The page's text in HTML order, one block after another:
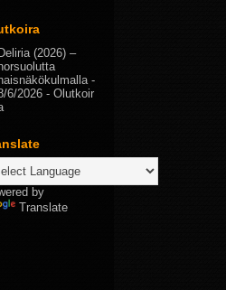
(2026) –
-
6/2026 - Olutkoir
by
Translate